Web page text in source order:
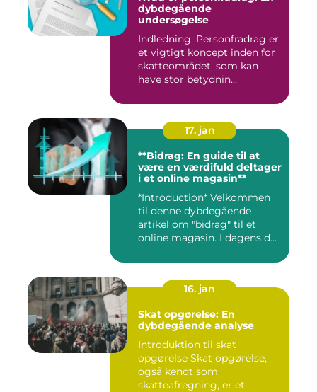
dybdegående
undersøgelse
Indledning: Personfradrag er
et vigtigt koncept inden for
skatteområdet, som kan
have stor betydnin...
17. jan
**Bidrag: En guide til at
være en værdifuld deltager
i et online magasin**
*Introduction* Velkommen
til denne dybdegående
artikel om "bidrag" til et
online magasin. I dagens d...
16. jan
Skat opgørelse: En
dybdegående analyse
Introduktion til skat
opgørelse Skat opgørelse,
også kendt som
skatteafregning, er et